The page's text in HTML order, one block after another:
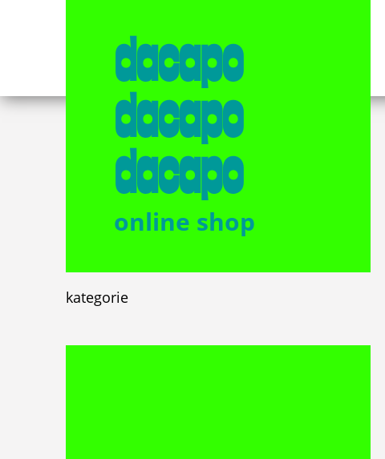
dacapo
dacapo
dacapo
online shop
kategorie